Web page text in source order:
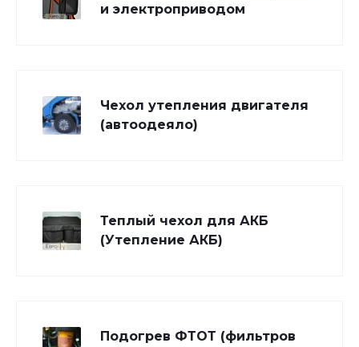
и электроприводом
Чехол утепления двигателя
(автоодеяло)
Теплый чехол для АКБ
(Утепление АКБ)
Подогрев ФТОТ (фильтров